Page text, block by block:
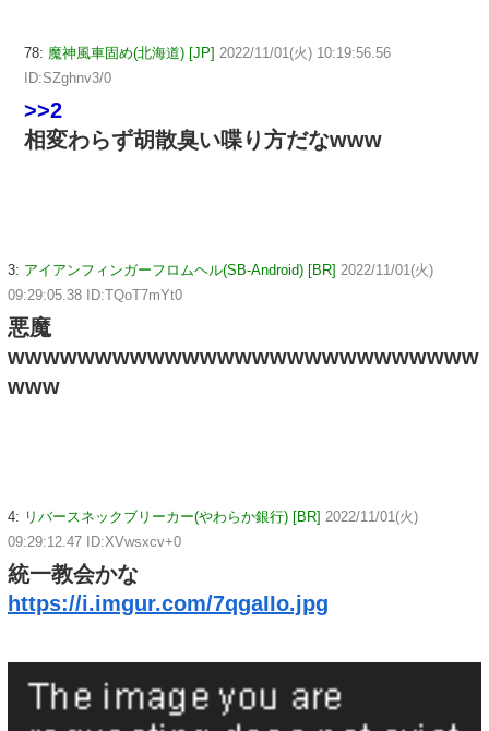
78: 魔神風車固め(北海道) [JP] 2022/11/01(火) 10:19:56.56
ID:SZghnv3/0
>>2
相変わらず胡散臭い喋り方だなwww
3: アイアンフィンガーフロムヘル(SB-Android) [BR] 2022/11/01(火)
09:29:05.38 ID:TQoT7mYt0
悪魔
wwwwwwwwwwwwwwwwwwwwwwwwwww
www
4: リバースネックブリーカー(やわらか銀行) [BR] 2022/11/01(火)
09:29:12.47 ID:XVwsxcv+0
統一教会かな
https://i.imgur.com/7qgaIIo.jpg